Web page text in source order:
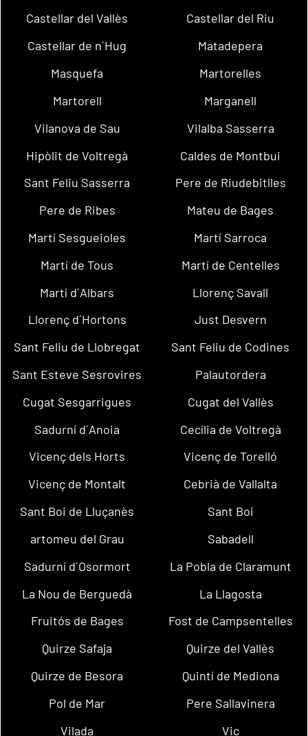
Castellar del Vallès
Castellar del Riu
Castellar de n´Hug
Matadepera
Masquefa
Martorelles
Martorell
Marganell
Vilanova de Sau
Vilalba Sasserra
Hipòlit de Voltregà
Caldes de Montbui
Sant Feliu Sasserra
Pere de Riudebitlles
Pere de Ribes
Mateu de Bages
Martí Sesgueioles
Martí Sarroca
Martí de Tous
Martí de Centelles
Martí d´Albars
Llorenç Savall
Llorenç d´Hortons
Just Desvern
Sant Feliu de Llobregat
Sant Feliu de Codines
Sant Esteve Sesrovires
Palautordera
Cugat Sesgarrigues
Cugat del Vallès
Sadurní d´Anoia
Cecília de Voltregà
Vicenç dels Horts
Vicenç de Torelló
Vicenç de Montalt
Cebrià de Vallalta
Sant Boi de Lluçanès
Sant Boi
artomeu del Grau
Sabadell
Sadurní d´Osormort
La Pobla de Claramunt
La Nou de Berguedà
La Llagosta
Fruitós de Bages
Fost de Campsentelles
Quirze Safaja
Quirze del Vallès
Quirze de Besora
Quintí de Mediona
Pol de Mar
Pere Sallavinera
Vilada
Vic